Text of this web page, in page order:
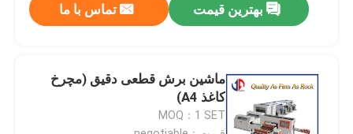
درخواست نقل قول
مواد ساخت جاده
تجهیزات آزمایش جاده ای
بهترین قیمت تماس با ما
ماشین برش قطعی دقیق (مچرخ
کاغذ A4)
MOQ：1 SET